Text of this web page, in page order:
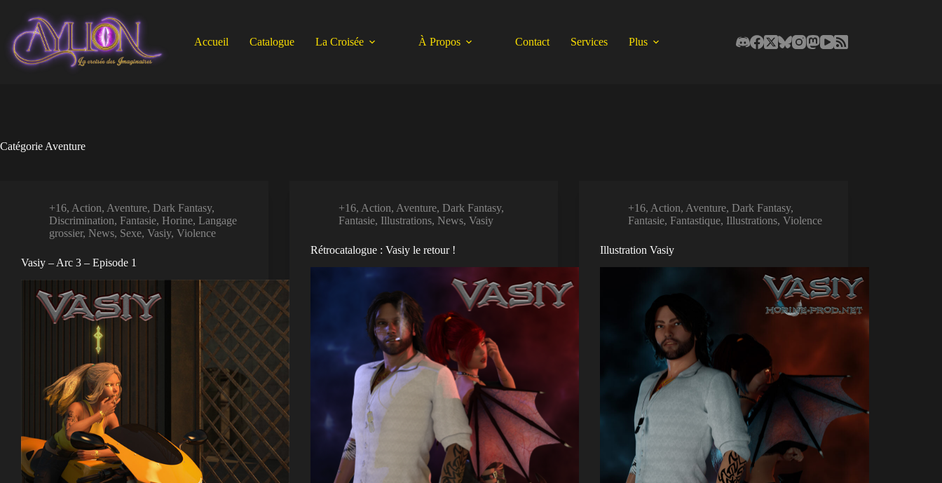
contenu
Accueil Catalogue La Croisée À Propos Contact Services Plus
Catégorie Aventure
+16, Action, Aventure, Dark Fantasy,
Discrimination, Fantasie, Horine, Langage
grossier, News, Sexe, Vasiy, Violence
Vasiy – Arc 3 – Episode 1
+16, Action, Aventure,Dark Fantasy,
Fantasie, Illustrations,News,Vasiy
Rétrocatalogue : Vasiy le retour !
+16, Action, Aventure,Dark Fantasy,
Fantasie,Fantastique, Illustrations,Violence
Illustration Vasiy